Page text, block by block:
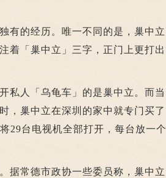
的经历。唯一不同的是，巢中立
着「巢中立」三字，正门上更打出
人「乌龟车」的是巢中立。而当
，巢中立在深圳的家中就专门买了
29台电视机全部打开，每台放一个
据常德市政协一些委员称，巢中立